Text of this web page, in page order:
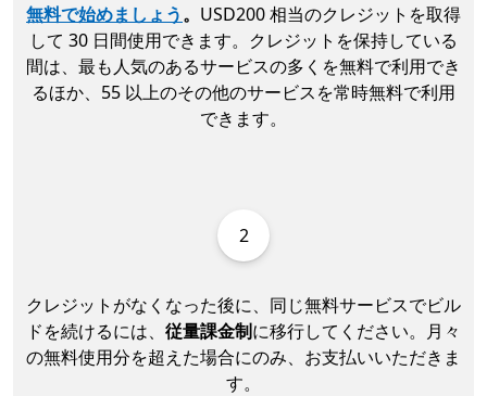
無料で始めましょう。 USD200 相当のクレジットを取得
して 30 日間使用できます。クレジットを保持している
間は、最も人気のあるサービスの多くを無料で利用でき
るほか、55 以上のその他のサービスを常時無料で利用
できます。
2
クレジットがなくなった後に、同じ無料サービスでビル
ドを続けるには、 従量課金制に移行してください。月々
の無料使用分を超えた場合にのみ、お支払いいただきま
す。